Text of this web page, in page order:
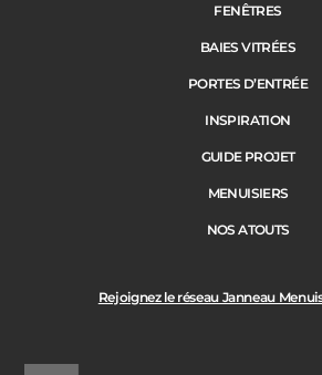
Rejoignez le réseau Janneau
FENÊTRES
BAIES VITRÉES
PORTES D’ENTRÉE
INSPIRATION
GUIDE PROJET
MENUISIERS
NOS ATOUTS